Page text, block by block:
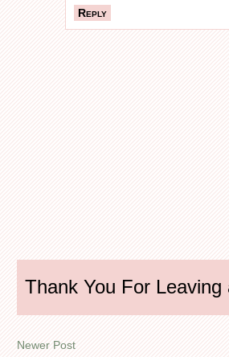
Reply
Thank You For
Newer Post